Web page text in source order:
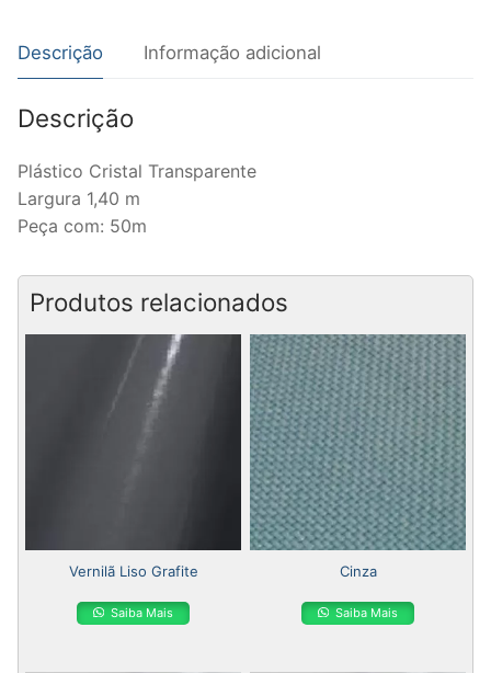
Descrição Informação adicional
Descrição
Plástico Cristal Transparente
Largura 1,40 m
Peça com: 50m
Produtos relacionados
Vernilã Liso Grafite
Saiba Mais
Cinza
Saiba Mais